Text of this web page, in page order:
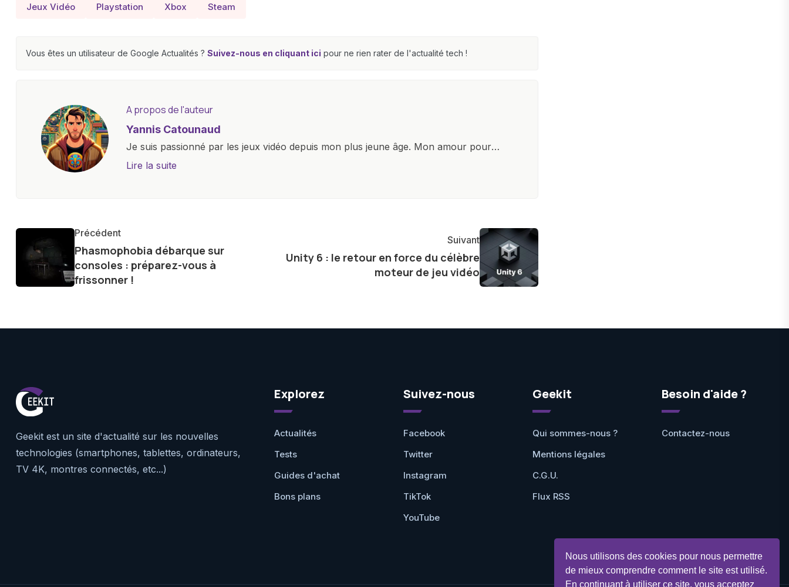
Nous utilisons des cookies pour nous permettre
de mieux comprendre comment le site est utilisé.
En continuant à utiliser ce site, vous acceptez
Jeux Vidéo Playstation Xbox Steam
Vous êtes un utilisateur de Google Actualités ? Suivez-nous en cliquant ici pour ne rien rater de l'actualité tech !
A propos de l'auteur
Yannis Catounaud
Je suis passionné par les jeux vidéo depuis mon plus jeune âge. Mon amour pour
l'univers numérique m'a conduit à explorer constamment les dernières avancées dans
communauté en ligne. Mon engagement envers l'exploration constante des frontières
de la technologie me permet de présenter aux lecteurs un aperçu captivant de ce que
le futur numérique nous réserve.
Lire la suite
Précédent
Phasmophobia débarque sur
consoles : préparez-vous à
frissonner !
Suivant
Unity 6 : le retour en force du célèbre
moteur de jeu vidéo
Geekit est un site d'actualité sur les nouvelles
technologies (smartphones, tablettes, ordinateurs,
TV 4K, montres connectés, etc...)
Explorez
Actualités
Tests
Guides d'achat
Bons plans
Suivez-nous
Facebook
Twitter
Instagram
TikTok
YouTube
Geekit
Qui sommes-nous ?
Mentions légales
C.G.U.
Flux RSS
Besoin d'aide ?
Contactez-nous